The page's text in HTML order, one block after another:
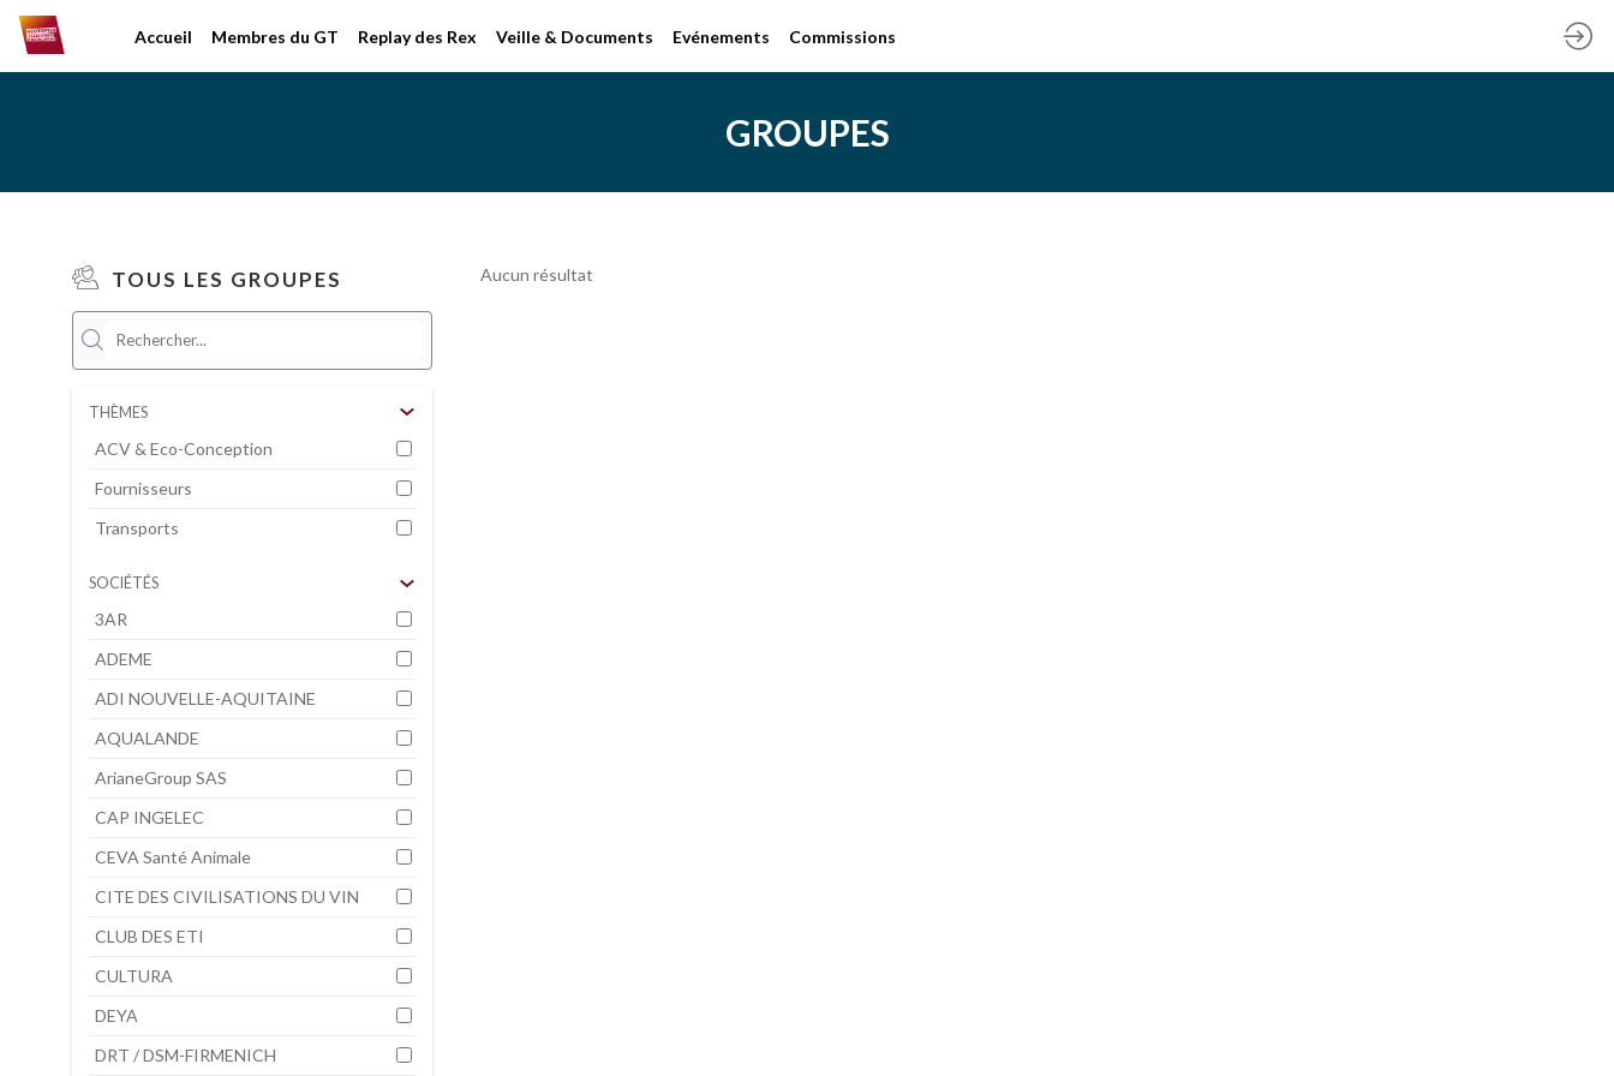
Accueil Membres du GT Replay des Rex Veille & Documents Evénements Commissions
GROUPES
TOUS LES GROUPES
THÈMES
ACV & Eco-Conception
Fournisseurs
Transports
SOCIÉTÉS
3AR
ADEME
ADI NOUVELLE-AQUITAINE
AQUALANDE
ArianeGroup SAS
CAP INGELEC
CEVA Santé Animale
CITE DES CIVILISATIONS DU VIN
CLUB DES ETI
CULTURA
DEYA
DRT / DSM-FIRMENICH
Aucun résultat